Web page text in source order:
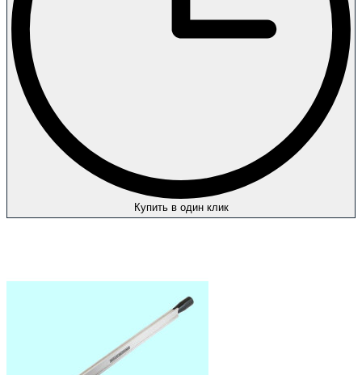
Купить в один клик